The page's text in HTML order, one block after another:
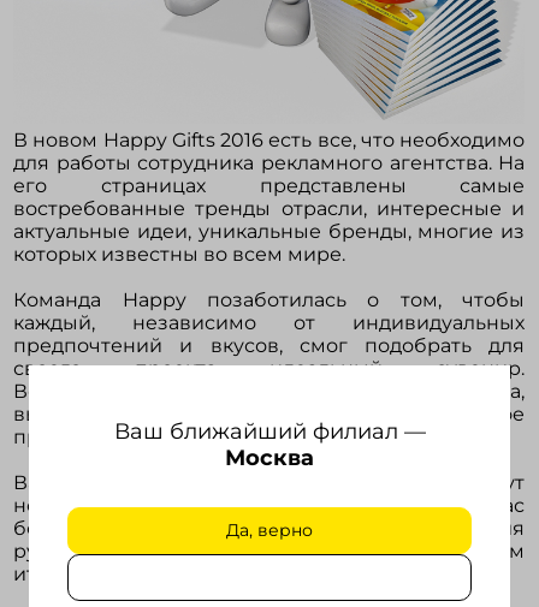
Ваш ближайший филиал —
Москва
Да, верно
В новом Happy Gifts 2016 есть все, что необходимо
для работы сотрудника рекламного агентства. На
его страницах представлены самые
востребованные тренды отрасли, интересные и
актуальные идеи, уникальные бренды, многие из
которых известны во всем мире.
Команда Happy позаботилась о том, чтобы
каждый, независимо от индивидуальных
предпочтений и вкусов, смог подобрать для
своего проекта идеальный сувенир.
Вооружившись предложениями нашего каталога,
вы с легкостью сформируете коммерческое
предложение для клиента.
Вашими фаворитами обязательно станут
новинки Lecce Pen и B1. Бренды порадуют вас
богатым разнообразием материалов покрытия
ручек, широким цветовым рядом, уникальным
итальянским дизайном.